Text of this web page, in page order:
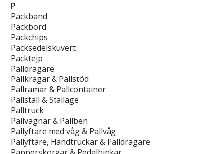
P
Packband
Packbord
Packchips
Packsedelskuvert
Packtejp
Palldragare
Pallkragar & Pallstöd
Pallramar & Pallcontainer
Pallställ & Ställage
Palltruck
Pallvagnar & Pallben
Pallyftare med våg & Pallvåg
Pallyftare, Handtruckar & Palldragare